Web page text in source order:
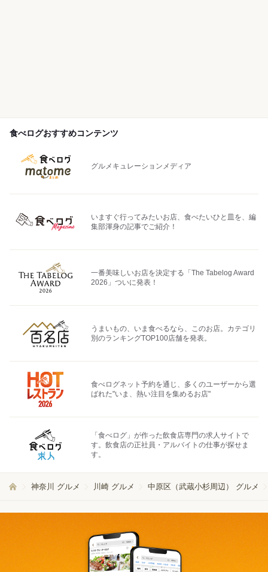
食べログおすすめコンテンツ
グルメキュレーションメディア
いますぐ行ってみたいお店、食べたいひと皿を、編
集部渾身の記事でご紹介！
一番美味しいお店を決定する「The Tabelog Award
2026」ついに発表！
うまいもの、いま食べるなら、このお店。カテゴリ
別のランキングTOP100店舗を発表。
食べログネット予約を通じ、多くのユーザーから選
ばれた"いま、熱い注目を集めるお店"
「食べログ」が作った飲食店専門の求人サイトで
す。飲食店の正社員・アルバイトの仕事が探せま
す。
神奈川 グルメ 川崎 グルメ 中原区（武蔵小杉周辺） グルメ